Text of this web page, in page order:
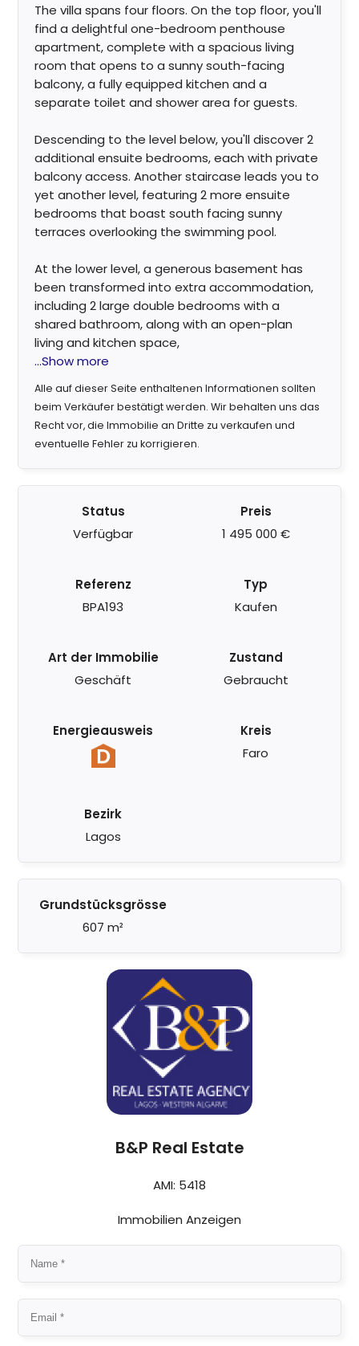
The villa spans four floors. On the top floor, you'll
find a delightful one-bedroom penthouse
apartment, complete with a spacious living
room that opens to a sunny south-facing
balcony, a fully equipped kitchen and a
separate toilet and shower area for guests.
Descending to the level below, you'll discover 2
additional ensuite bedrooms, each with private
balcony access. Another staircase leads you to
yet another level, featuring 2 more ensuite
bedrooms that boast south facing sunny
terraces overlooking the swimming pool.
At the lower level, a generous basement has
been transformed into extra accommodation,
including 2 large double bedrooms with a
shared bathroom, along with an open-plan
living and kitchen space,
...Show more
Alle auf dieser Seite enthaltenen Informationen sollten
beim Verkäufer bestätigt werden. Wir behalten uns das
Recht vor, die Immobilie an Dritte zu verkaufen und
eventuelle Fehler zu korrigieren.
Status
Verfügbar
Preis
1 495 000 €
Referenz
BPA193
Typ
Kaufen
Art der Immobilie
Geschäft
Zustand
Gebraucht
Energieausweis
Kreis
Faro
Bezirk
Lagos
Grundstücksgrösse
607 m²
B&P Real Estate
AMI: 5418
Immobilien Anzeigen